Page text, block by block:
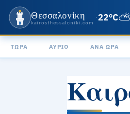
Θεσσαλονίκη
kairosthessaloniki.com
·22°C⛅
ΤΏΡΑ ΑΎΡΙΟ ΑΝΆ ΏΡΑ